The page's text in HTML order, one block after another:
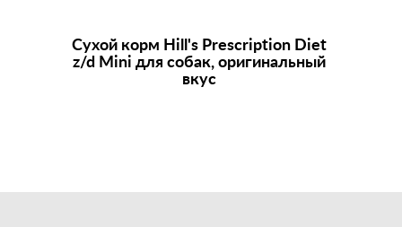
Сухой корм Hill's Prescription Diet
z/d Mini для собак, оригинальный
вкус